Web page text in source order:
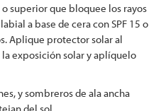
superior que bloquee los rayos
a base de cera con SPF 15 o
Aplique protector solar al
exposición solar y aplíquelo
y sombreros de ala ancha